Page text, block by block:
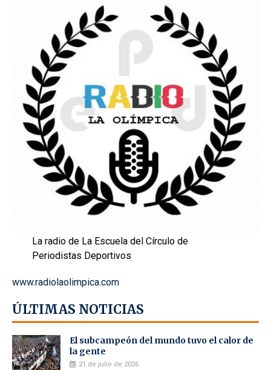
La radio de La Escuela del Círculo de
Periodistas Deportivos
www.radiolaolimpica.com
ÚLTIMAS NOTICIAS
El subcampeón del mundo tuvo el calor de
la gente
21 de julio de 2026